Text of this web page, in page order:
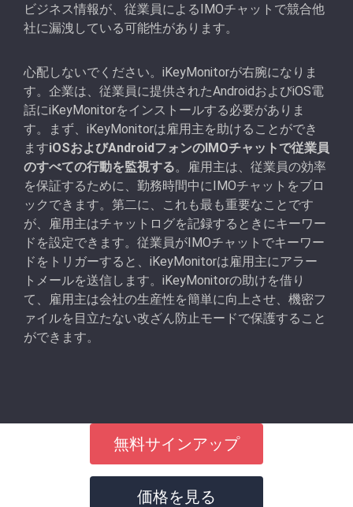
ビジネス情報が、従業員によるIMOチャットで競合他
社に漏洩している可能性があります。
心配しないでください。iKeyMonitorが右腕になりま
す。企業は、従業員に提供されたAndroidおよびiOS電
話にiKeyMonitorをインストールする必要がありま
す。まず、iKeyMonitorは雇用主を助けることができ
ますiOSおよびAndroidフォンのIMOチャットで従業員
のすべての行動を監視する。雇用主は、従業員の効率
を保証するために、勤務時間中にIMOチャットをブロ
ックできます。第二に、これも最も重要なことです
が、雇用主はチャットログを記録するときにキーワー
ドを設定できます。従業員がIMOチャットでキーワー
ドをトリガーすると、iKeyMonitorは雇用主にアラー
トメールを送信します。iKeyMonitorの助けを借り
て、雇用主は会社の生産性を簡単に向上させ、機密フ
ァイルを目立たない改ざん防止モードで保護すること
ができます。
無料サインアップ
価格を見る